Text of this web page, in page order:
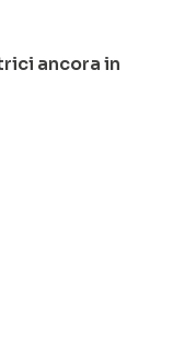
ancora in